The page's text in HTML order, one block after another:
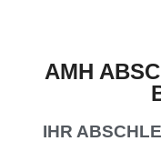
AMH
IHR